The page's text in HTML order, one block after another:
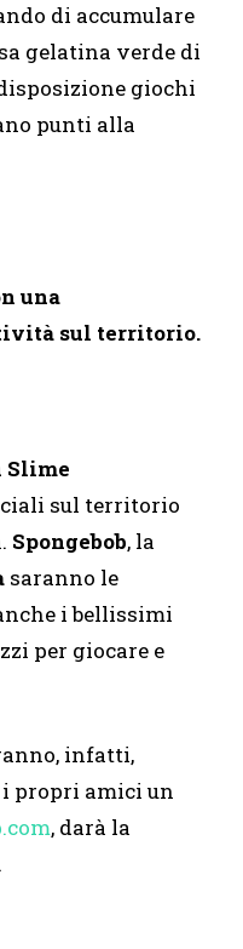
di accumulare
gelatina verde di
giochi
punti alla
una
sul territorio.
Slime
sul territorio
Spongebob, la
saranno le
i bellissimi
per giocare e
infatti,
propri amici un
, darà la